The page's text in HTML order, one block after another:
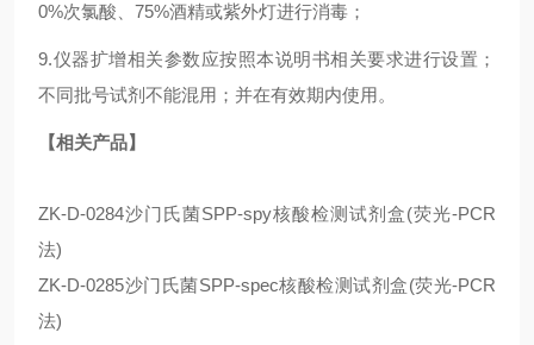
0%次氯酸、75%酒精或紫外灯进行消毒；
9.仪器扩增相关参数应按照本说明书相关要求进行设置；
不同批号试剂不能混用；并在有效期内使用。
【相关产品】
ZK-D-0284沙门氏菌SPP-spy核酸检测试剂盒(荧光-PCR
法)
ZK-D-0285沙门氏菌SPP-spec核酸检测试剂盒(荧光-PCR
法)